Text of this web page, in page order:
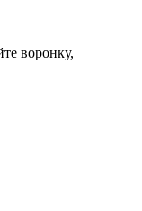
воронку,